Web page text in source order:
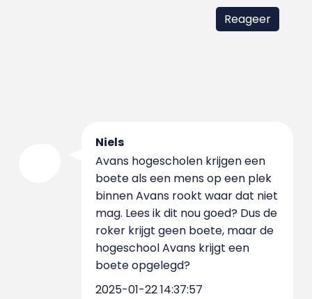
Niels
Avans hogescholen krijgen een
boete als een mens op een plek
binnen Avans rookt waar dat niet
mag. Lees ik dit nou goed? Dus de
roker krijgt geen boete, maar de
hogeschool Avans krijgt een
boete opgelegd?
2025-01-22 14:37:57